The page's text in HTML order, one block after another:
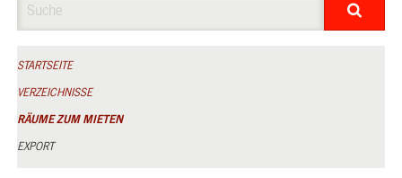
STARTSEITE
VERZEICHNISSE
RÄUME ZUM MIETEN
EXPORT